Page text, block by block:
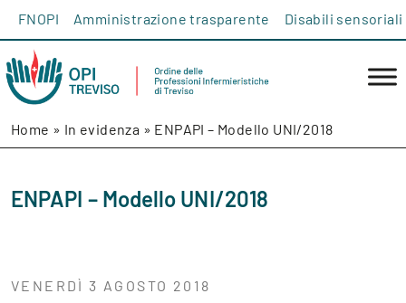
FNOPI Amministrazione trasparente Disabili sensoriali
Home » In evidenza » ENPAPI – Modello UNI/2018
ENPAPI – Modello UNI/2018
VENERDÌ 3 AGOSTO 2018